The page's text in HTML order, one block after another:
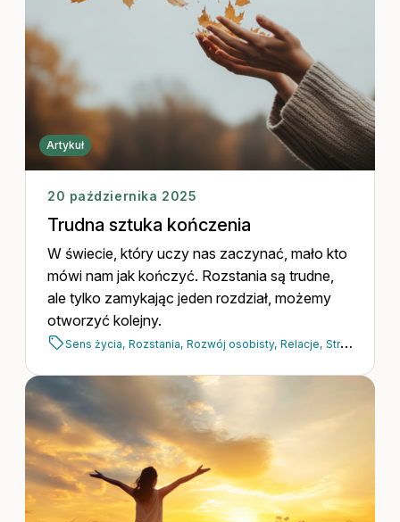
Artykuł
20 października 2025
Trudna sztuka kończenia
W świecie, który uczy nas zaczynać, mało kto
mówi nam jak kończyć. Rozstania są trudne,
ale tylko zamykając jeden rozdział, możemy
otworzyć kolejny.
Sens życia, Rozstania, Rozwój osobisty, Relacje, Strata,